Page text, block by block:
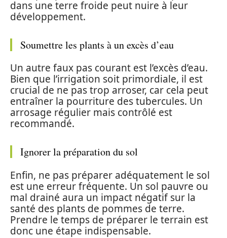
dans une terre froide peut nuire à leur
développement.
Soumettre les plants à un excès d’eau
Un autre faux pas courant est l’excès d’eau.
Bien que l’irrigation soit primordiale, il est
crucial de ne pas trop arroser, car cela peut
entraîner la pourriture des tubercules. Un
arrosage régulier mais contrôlé est
recommandé.
Ignorer la préparation du sol
Enfin, ne pas préparer adéquatement le sol
est une erreur fréquente. Un sol pauvre ou
mal drainé aura un impact négatif sur la
santé des plants de pommes de terre.
Prendre le temps de préparer le terrain est
donc une étape indispensable.